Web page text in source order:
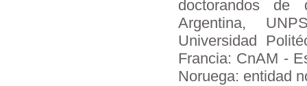
doctorandos de
Argentina,
Universidad
Francia: CnAM -
Noruega: entidad